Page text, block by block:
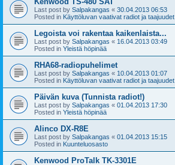
Last post by Salpakangas « 30.04.2013 06:53
Posted in Käyttöluvan vaativat radiot ja taajuudet
Legoista voi rakentaa kaikenlaista...
Last post by Salpakangas « 16.04.2013 03:49
Posted in Yleistä höpinää
RHA68-radiopuhelimet
Last post by Salpakangas « 10.04.2013 01:07
Posted in Käyttöluvan vaativat radiot ja taajuudet
Päivän kuva (Tunnista radiot!)
Last post by Salpakangas « 01.04.2013 17:30
Posted in Yleistä höpinää
Alinco DX-R8E
Last post by Salpakangas « 01.04.2013 15:15
Posted in Kuunteluosasto
Kenwood ProTalk TK-3301E